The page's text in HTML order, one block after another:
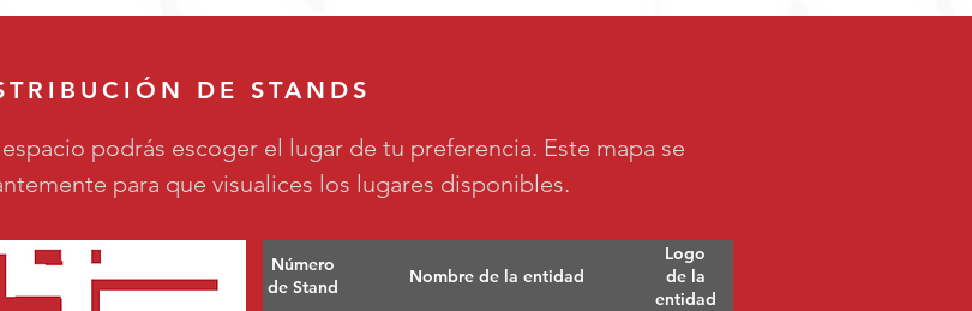
DE STANDS
podrás escoger el lugar de tu preferencia. Este mapa se
para que visualices los lugares disponibles.
Número
de Stand
Nombre de la entidad
Logo
de la
entidad